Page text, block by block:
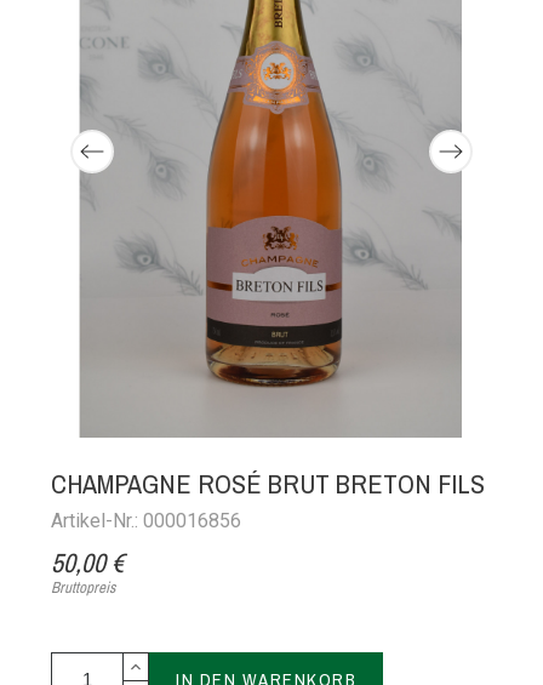
CHAMPAGNE ROSÉ BRUT BRETON FILS
Artikel-Nr.: 000016856
50,00 €
Bruttopreis
IN DEN WARENKORB